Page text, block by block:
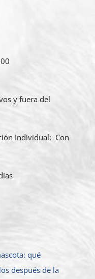
y fuera del
Individual: Con
qué
después de la